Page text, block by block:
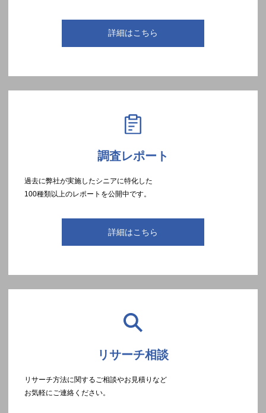
詳細はこちら
調査レポート
過去に弊社が実施したシニアに特化した
100種類以上のレポートを公開中です。
詳細はこちら
リサーチ相談
リサーチ方法に関するご相談やお見積りなど
お気軽にご連絡ください。